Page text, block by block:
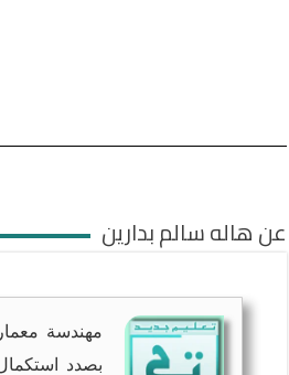
عن هاله سالم بدارين
مهندسة
بصدد